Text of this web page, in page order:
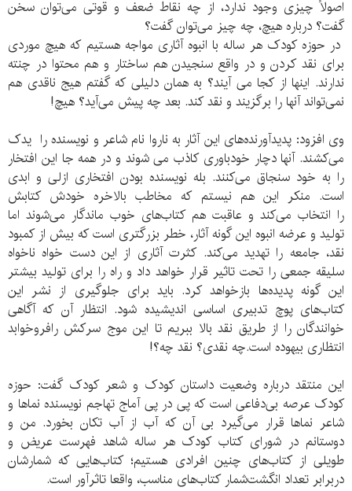
اصولاً چیزی وجود ندارد، از چه نقاط ضعف و قوتی می‌توان سخن
گفت؟ درباره هیچ، چه چیز می‌توان گفت؟
در حوزه کودک هر ساله با انبوه آثاری مواجه هستیم که هیچ موردی
برای نقد کردن و در واقع سنجیدن هم ساختار و هم محتوا در چنته
ندارند. اینها از کجا می آیند؟ به همان دلیلی که گفتم هیج ناقدی هم
نمی‌تواند آنها را برگزیند و نقد کند. بعد چه پیش می‌آید؟ هیچ!
وی افزود: پدیدآورنده‌های این آثار به ناروا نام شاعر و نویسنده را یدک
می‌کشند. آنها دچار خودباوری کاذب می شوند و در همه جا این افتخار
را به خود سنجاق می‌کنند. بله نویسنده بودن افتخاری ازلی و ابدی
است. منکر این هم نیستم که مخاطب بالاخره خودش کتابش
را انتخاب می‌کند و عاقبت هم کتاب‌های خوب ماندگار می‌شوند اما
تولید و عرضه انبوه این گونه آثار، خطر بزرگتری است که بیش از کمبود
نقد، جامعه را تهدید می‌کند. کثرت آثاری از این دست خواه ناخواه
سلیقه جمعی را تحت تاثیر قرار خواهد داد و راه را برای تولید بیشتر
این گونه پدیده‌ها بازخواهد کرد. باید برای جلوگیری از نشر این
کتاب‌های پوچ تدبیری اساسی اندیشیده شود. انتظار آن که آگاهی
خوانندگان را از طریق نقد بالا ببریم تا این موج سرکش رافروخوابد
انتظاری بیهوده است.چه نقدی؟ نقد چه؟!
این منتقد درباره‌ وضعیت داستان کودک و شعر کودک گفت: حوزه
کودک عرصه بی‌دفاعی است که پی در پی آماج تهاجم نویسنده‌ نماها و
شاعر نماها قرار می‌گیرد بی آن که آب از آب تکان بخورد. من و
دوستانم در شورای کتاب کودک هر ساله شاهد فهرست عریض و
طویلی از کتاب‌های چنین افرادی هستیم؛ کتاب‌هایی که شمارشان
دربرابر تعداد انگشت‌شمار کتاب‌های مناسب، واقعا تاثرآور است.